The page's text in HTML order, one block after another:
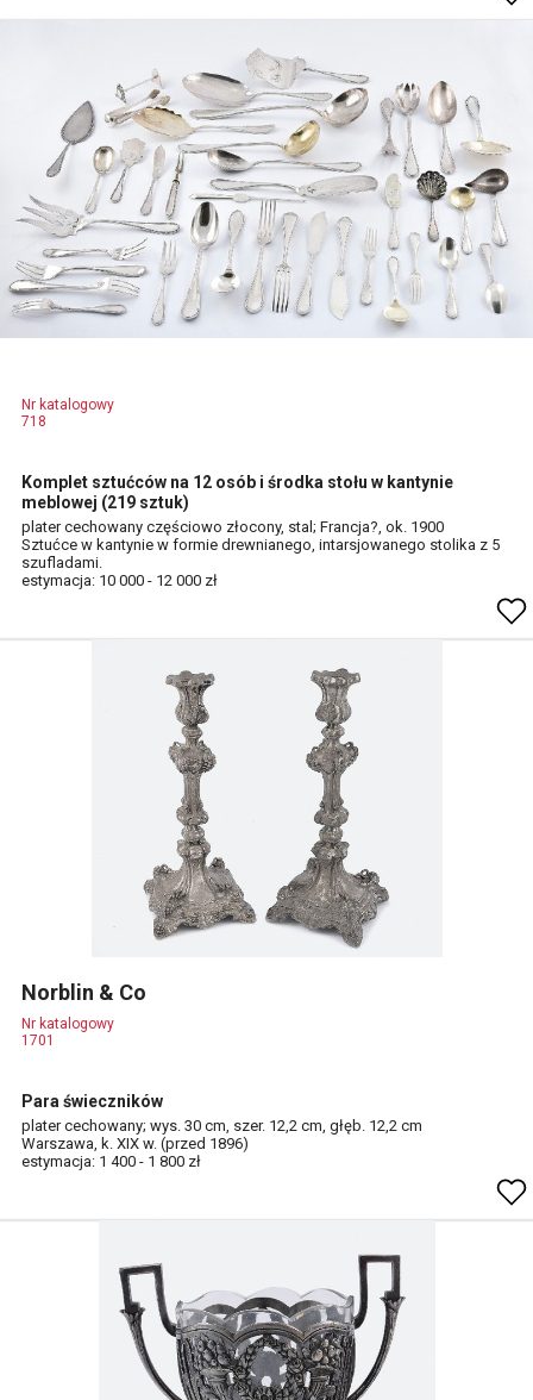
Nr katalogowy
718
Komplet sztućców na 12 osób i środka stołu w kantynie
meblowej (219 sztuk)
plater cechowany częściowo złocony, stal; Francja?, ok. 1900
Sztućce w kantynie w formie drewnianego, intarsjowanego stolika z 5
szufladami.
estymacja: 10 000 - 12 000 zł
Norblin & Co
Nr katalogowy
1701
Para świeczników
plater cechowany; wys. 30 cm, szer. 12,2 cm, głęb. 12,2 cm
Warszawa, k. XIX w. (przed 1896)
estymacja: 1 400 - 1 800 zł